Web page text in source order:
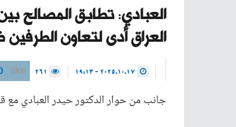
العبادي: تطابق المصالح
العراق أدى لتعاون
like
جانب من حوار الدكتور حيدر العبادي مع قناة دجلة